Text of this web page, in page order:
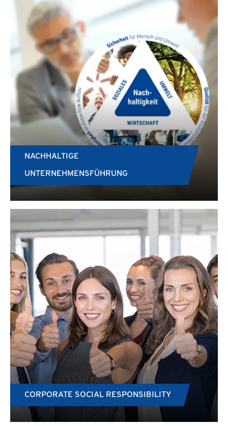
NACHHALTIGE
UNTERNEHMENSFÜHRUNG
CORPORATE SOCIAL RESPONSIBILITY